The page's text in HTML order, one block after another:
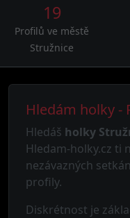
19
Profilů ve městě
Stružnice
Hledám holky -
Hledáš holky
Hledam-holky.cz ti
nezávazných
profily.
Diskrétnost je